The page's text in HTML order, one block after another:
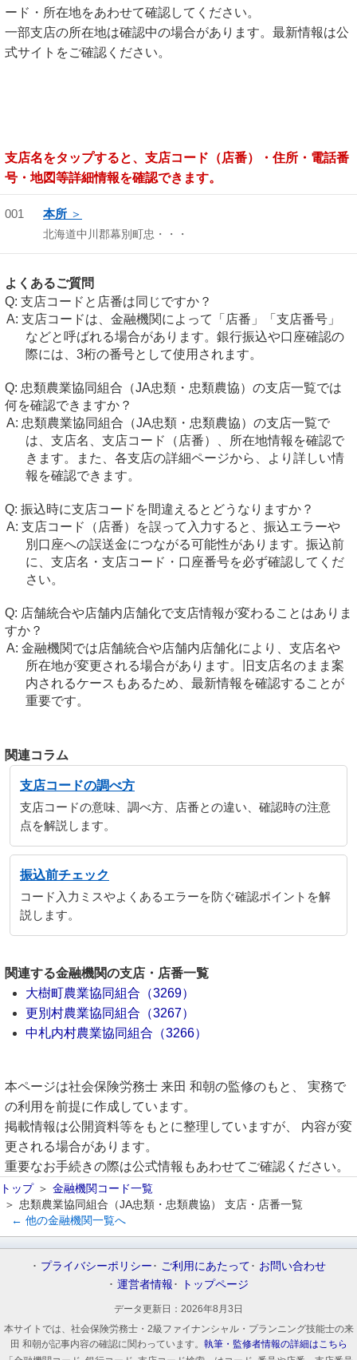
ード・所在地をあわせて確認してください。
一部支店の所在地は確認中の場合があります。最新情報は公
式サイトをご確認ください。
支店名をタップすると、支店コード（店番）・住所・電話番
号・地図等詳細情報を確認できます。
001 本所
北海道中川郡幕別町忠・・・
よくあるご質問
支店コードと店番は同じですか？
支店コードは、金融機関によって「店番」「支店番号」
などと呼ばれる場合があります。銀行振込や口座確認の
際には、3桁の番号として使用されます。
忠類農業協同組合（JA忠類・忠類農協）の支店一覧では
何を確認できますか？
忠類農業協同組合（JA忠類・忠類農協）の支店一覧で
は、支店名、支店コード（店番）、所在地情報を確認で
きます。また、各支店の詳細ページから、より詳しい情
報を確認できます。
振込時に支店コードを間違えるとどうなりますか？
支店コード（店番）を誤って入力すると、振込エラーや
別口座への誤送金につながる可能性があります。振込前
に、支店名・支店コード・口座番号を必ず確認してくだ
さい。
店舗統合や店舗内店舗化で支店情報が変わることはありま
すか？
金融機関では店舗統合や店舗内店舗化により、支店名や
所在地が変更される場合があります。旧支店名のまま案
内されるケースもあるため、最新情報を確認することが
重要です。
関連コラム
支店コードの調べ方
支店コードの意味、調べ方、店番との違い、確認時の注意
点を解説します。
振込前チェック
コード入力ミスやよくあるエラーを防ぐ確認ポイントを解
説します。
関連する金融機関の支店・店番一覧
大樹町農業協同組合（3269）
更別村農業協同組合（3267）
中札内村農業協同組合（3266）
本ページは社会保険労務士 来田 和朝の監修のもと、 実務で
の利用を前提に作成しています。
掲載情報は公開資料等をもとに整理していますが、 内容が変
更される場合があります。
重要なお手続きの際は公式情報もあわせてご確認ください。
トップ
金融機関コード一覧
忠類農業協同組合（JA忠類・忠類農協） 支店・店番一覧
← 他の金融機関一覧へ
プライバシーポリシー ご利用にあたって
お問い合わせ
運営者情報
トップページ
データ更新日： 2026年8月3日
本サイトでは、社会保険労務士・2級ファイナンシャル・プランニング技能士の来
田 和朝が記事内容の確認に関わっています。 執筆・監修者情報の詳細はこちら